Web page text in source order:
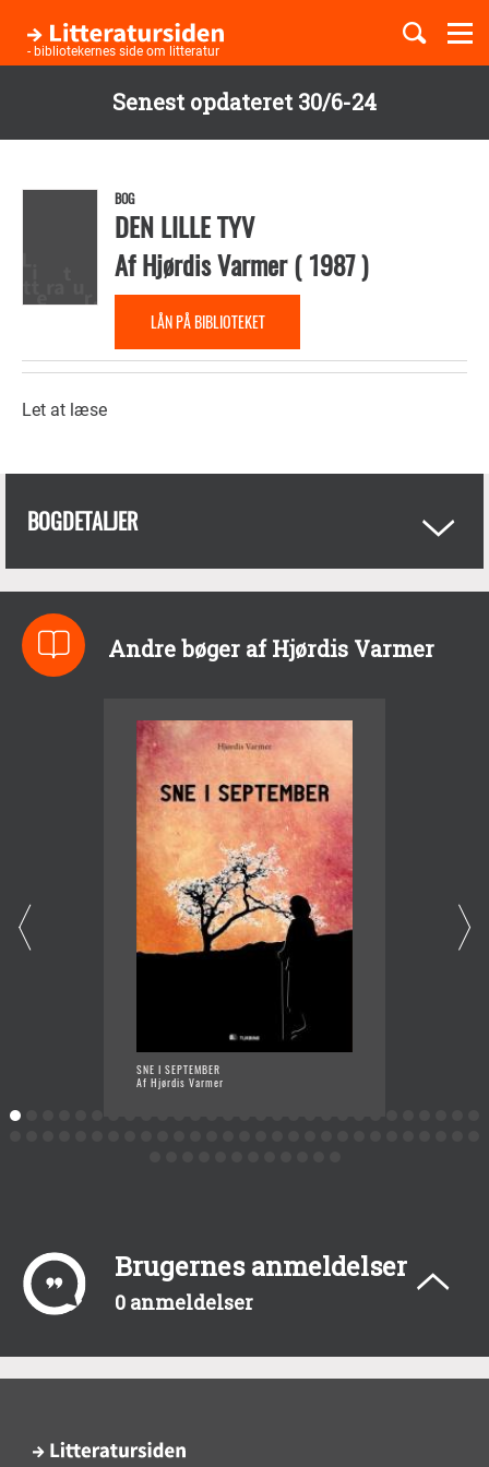
Senest opdateret 30/6-24
hovedindhold
- bibliotekernes side om litteratur
Børnebøger
Temaer
BOG
DEN LILLE TYV
AfHjørdis Varmer(1987)
LÅN PÅ BIBLIOTEKET
Let at læse
BOGDETALJER
Andre bøger af Hjørdis Varmer
SNE I SEPTEMBER
Af Hjørdis Varmer
Brugernes anmeldelser
0 anmeldelser